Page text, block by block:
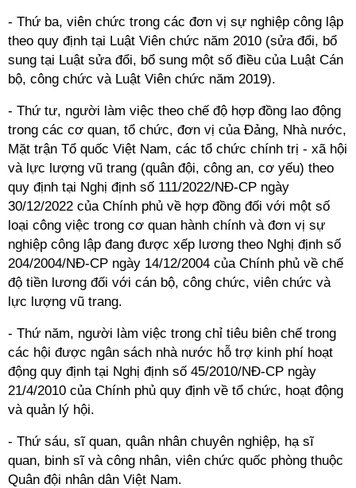
- Thứ ba, viên chức trong các đơn vị sự nghiệp công lập
theo quy định tại Luật Viên chức năm 2010 (sửa đổi, bổ
sung tại Luật sửa đổi, bổ sung một số điều của Luật Cán
bộ, công chức và Luật Viên chức năm 2019).
- Thứ tư, người làm việc theo chế độ hợp đồng lao động
trong các cơ quan, tổ chức, đơn vị của Đảng, Nhà nước,
Mặt trận Tổ quốc Việt Nam, các tổ chức chính trị - xã hội
và lực lượng vũ trang (quân đội, công an, cơ yếu) theo
quy định tại Nghị định số 111/2022/NĐ-CP ngày
30/12/2022 của Chính phủ về hợp đồng đối với một số
loại công việc trong cơ quan hành chính và đơn vị sự
nghiệp công lập đang được xếp lương theo Nghị định số
204/2004/NĐ-CP ngày 14/12/2004 của Chính phủ về chế
độ tiền lương đối với cán bộ, công chức, viên chức và
lực lượng vũ trang.
- Thứ năm, người làm việc trong chỉ tiêu biên chế trong
các hội được ngân sách nhà nước hỗ trợ kinh phí hoạt
động quy định tại Nghị định số 45/2010/NĐ-CP ngày
21/4/2010 của Chính phủ quy định về tổ chức, hoạt động
và quản lý hội.
- Thứ sáu, sĩ quan, quân nhân chuyên nghiệp, hạ sĩ
quan, binh sĩ và công nhân, viên chức quốc phòng thuộc
Quân đội nhân dân Việt Nam.